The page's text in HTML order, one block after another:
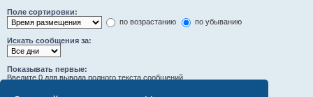
Поле сортировки:
по возрастанию
по убыванию
Искать сообщения за:
Показывать первые:
Введите 0 для вывода полного текста сообщений.